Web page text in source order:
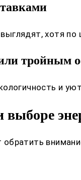
хотя
тройным
и